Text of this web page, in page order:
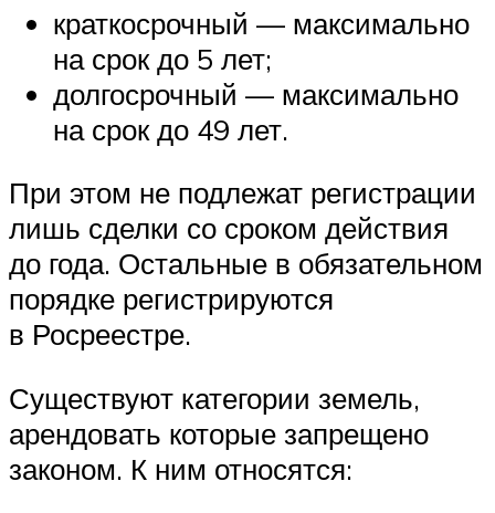
краткосрочный — максимально
на срок до 5 лет;
долгосрочный — максимально
на срок до 49 лет.
При этом не подлежат регистрации
лишь сделки со сроком действия
до года. Остальные в обязательном
порядке регистрируются
в Росреестре.
Существуют категории земель,
арендовать которые запрещено
законом. К ним относятся: